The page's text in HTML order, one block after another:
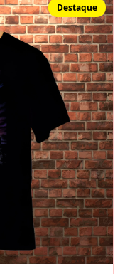
Destaque